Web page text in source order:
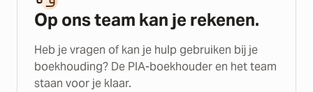
Op ons team kan je rekenen.
Heb je vragen of kan je hulp gebruiken bij je
boekhouding? De PIA-boekhouder en het team
staan voor je klaar.